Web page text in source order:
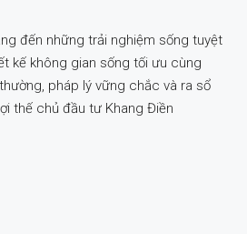
đến những trải nghiệm sống tuyệt
kế không gian sống tối ưu cùng
pháp lý vững chắc và ra sổ
thế chủ đầu tư Khang Điền